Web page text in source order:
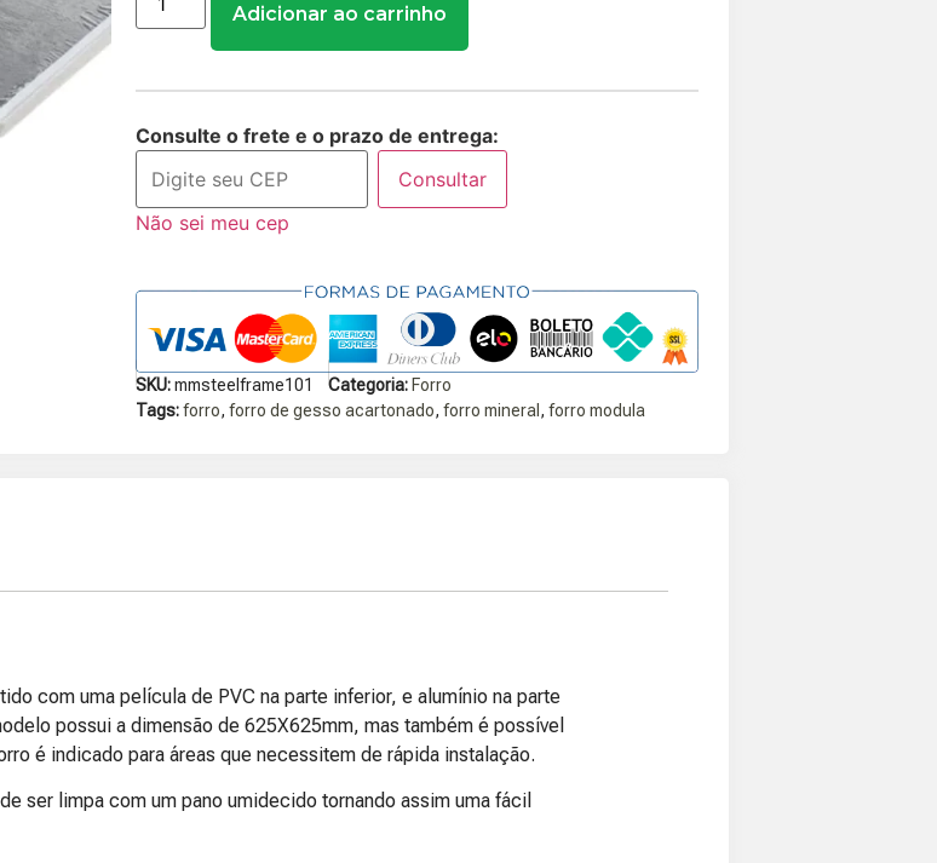
Adicionar ao carrinho
Consulte o frete e o prazo de entrega:
Consultar
Não sei meu cep
SKU:mmsteelframe101 Categoria: Forro
Tags:forro, forro de gesso acartonado, forro mineral , forro modula
com uma película de PVC na parte inferior, e alumínio na parte
possui a dimensão de 625X625mm, mas também é possível
é indicado para áreas que necessitem de rápida instalação.
ser limpa com um pano umidecido tornando assim uma fácil